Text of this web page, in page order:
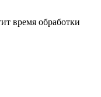
время обработки